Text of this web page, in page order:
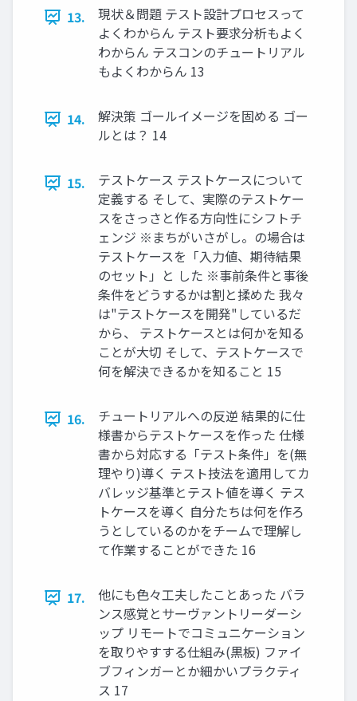
13.
現状＆問題 テスト設計プロセスって
よくわからん テスト要求分析もよく
わからん テスコンのチュートリアル
もよくわからん 13
14.
解決策 ゴールイメージを固める ゴー
ルとは？ 14
15.
テストケース テストケースについて
定義する そして、実際のテストケー
スをさっさと作る方向性にシフトチ
ェンジ ※まちがいさがし。の場合は
テストケースを「入力値、期待結果
のセット」と した ※事前条件と事後
条件をどうするかは割と揉めた 我々
は"テストケースを開発"しているだ
から、 テストケースとは何かを知る
ことが大切 そして、テストケースで
何を解決できるかを知ること 15
16.
チュートリアルへの反逆 結果的に仕
様書からテストケースを作った 仕様
書から対応する「テスト条件」を(無
理やり)導く テスト技法を適用してカ
バレッジ基準とテスト値を導く テス
トケースを導く 自分たちは何を作ろ
うとしているのかをチームで理解し
て作業することができた 16
17.
他にも色々工夫したことあった バラ
ンス感覚とサーヴァントリーダーシ
ップ リモートでコミュニケーション
を取りやすする仕組み(黒板) ファイ
ブフィンガーとか細かいプラクティ
ス 17